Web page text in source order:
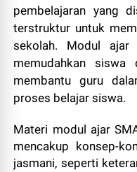
pembelajaran yang
terstruktur untuk
sekolah. Modul
memudahkan
membantu guru
proses belajar siswa.
Materi modul ajar
mencakup konsep-
jasmani, seperti